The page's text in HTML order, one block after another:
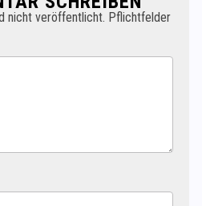
nicht veröffentlicht. Pflichtfelder